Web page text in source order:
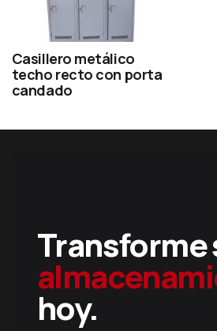
Casillero metálico
techo recto con porta
candado
Transforme
hoy.